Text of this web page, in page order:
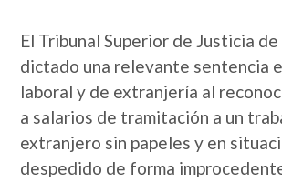
El Tribunal Superior de Justicia
dictado una relevante sentencia
laboral y de extranjería al
a salarios de tramitación a un
extranjero sin papeles y en
despedido de forma